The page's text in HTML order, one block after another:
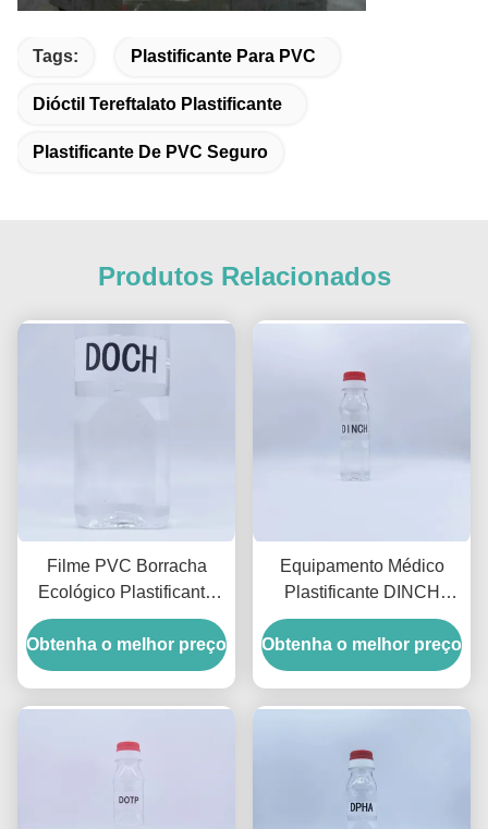
Tags: Plastificante Para PVC
Dióctil Tereftalato Plastificante
Plastificante De PVC Seguro
Produtos Relacionados
Filme PVC Borracha
Ecológico Plastificante
DOCH Para Juntas de
Contato com Alimentos
15 PtCo
Obtenha o melhor preço
Equipamento Médico
Plastificante DINCH
Ecológico Ftalato Para
Dispositivos Médicos de
PVC
Obtenha o melhor preço